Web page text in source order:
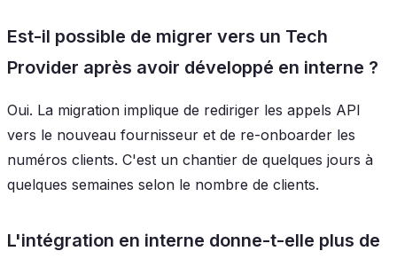
Est-il possible de migrer vers un Tech
Provider après avoir développé en interne ?
Oui. La migration implique de rediriger les appels API
vers le nouveau fournisseur et de re-onboarder les
numéros clients. C'est un chantier de quelques jours à
quelques semaines selon le nombre de clients.
L'intégration en interne donne-t-elle plus de